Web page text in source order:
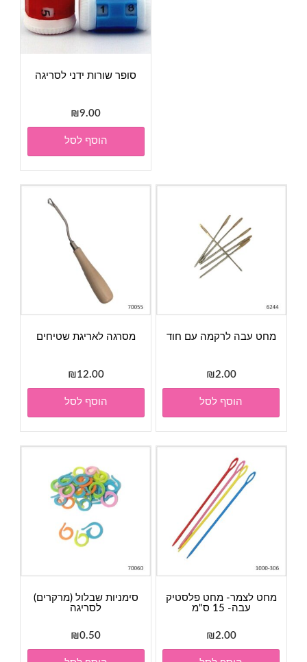
סופר שורות ידני לסריגה
₪9.00
הוסף לסל
מסרגה לאריגת שטיחים
₪12.00
הוסף לסל
מחט עבה לרקמה עם חוד
₪2.00
הוסף לסל
סימניות שבלול (מרקרים)
לסריגה
₪0.50
מחט לצמר- מחט פלסטיק
עבה- 15 ס"מ
₪2.00